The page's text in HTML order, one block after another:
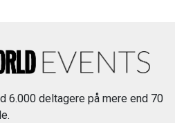
6.000 deltagere på mere end 70